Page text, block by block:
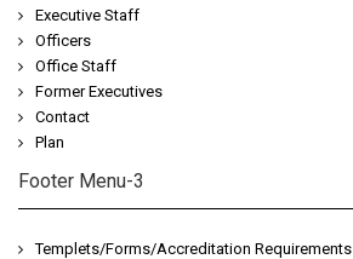
Executive Staff
Officers
Office Staff
Former Executives
Contact
Plan
Footer Menu-3
Templets/Forms/Accreditation Requirements